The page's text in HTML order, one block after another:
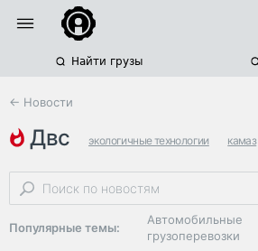
Найти грузы
← Новости
двс экологичные технологии камаз
Популярные темы:
Автомобильные
грузоперевозки